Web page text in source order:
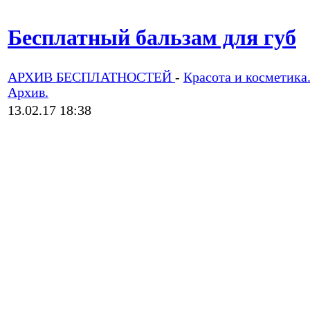
Бесплатный бальзам для губ
АРХИВ БЕСПЛАТНОСТЕЙ - Красота и косметика.
Архив.
13.02.17 18:38